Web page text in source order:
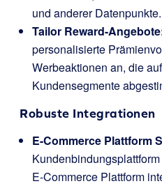
und anderer Datenpunkte.
Tailor Reward-
personalisierte
Werbeaktionen an, die
Kundensegmente
Robuste Integrationen
E-Commerce Plattform
E-Commerce Plattform